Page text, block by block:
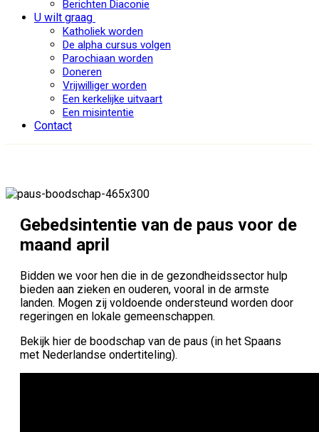
Berichten Diaconie
U wilt graag
Katholiek worden
De alpha cursus volgen
Parochiaan worden
Doneren
Vrijwilliger worden
Een kerkelijke uitvaart
Een misintentie
Contact
Gebedsintentie van de paus voor de
maand april
Bidden we voor hen die in de gezondheidssector hulp
bieden aan zieken en ouderen, vooral in de armste
landen. Mogen zij voldoende ondersteund worden door
regeringen en lokale gemeenschappen.
Bekijk hier de boodschap van de paus (in het Spaans
met Nederlandse ondertiteling).